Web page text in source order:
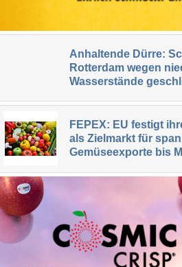
Anhaltende Dürre:
Rotterdam wegen
Wasserstände
FEPEX: EU festigt
als Zielmarkt für
Gemüseexporte bis